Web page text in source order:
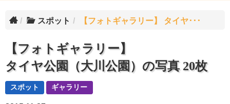
スポット 【フォトギャラリー】 タイヤ･･･
【フォトギャラリー】
タイヤ公園（大川公園）の写真 20枚
スポット ギャラリー